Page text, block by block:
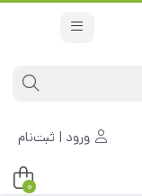
ورود | ثبت‌نام
0